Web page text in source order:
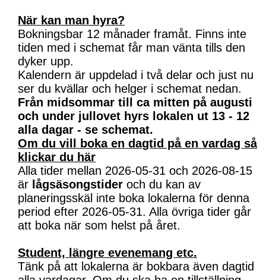
När kan man hyra?
Bokningsbar 12 månader framåt. Finns inte
tiden med i schemat får man vänta tills den
dyker upp.
Kalendern är uppdelad i två delar och just nu
ser du kvällar och helger i schemat nedan.
Från midsommar till ca mitten på augusti
och under jullovet hyrs lokalen ut 13 - 12
alla dagar - se schemat.
Om du vill boka en dagtid på en vardag så
klickar du här
Alla tider mellan 2026-05-31 och 2026-08-15
är lågsäsongstider och du kan av
planeringsskäl inte boka lokalerna för denna
period efter 2026-05-31. Alla övriga tider går
att boka när som helst på året.
Student, längre evenemang etc.
Tänk på att lokalerna är bokbara även dagtid